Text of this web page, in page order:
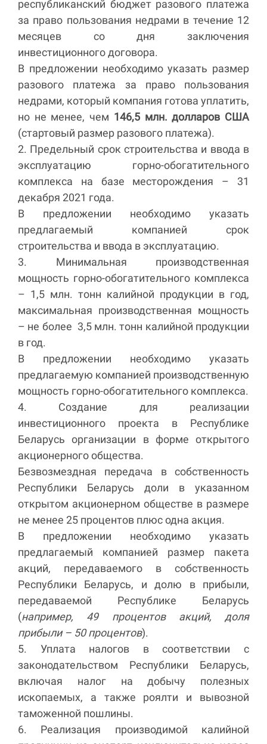
республиканский бюджет разового платежа
за право пользования недрами в течение 12
месяцев со дня заключения
инвестиционного договора.
В предложении необходимо указать размер
разового платежа за право пользования
недрами, который компания готова уплатить,
но не менее, чем 146,5 млн. долларов США
(стартовый размер разового платежа).
2. Предельный срок строительства и ввода в
эксплуатацию горно-обогатительного
комплекса на базе месторождения – 31
декабря 2021 года.
В предложении необходимо указать
предлагаемый компанией срок
строительства и ввода в эксплуатацию.
3. Минимальная производственная
мощность горно-обогатительного комплекса
– 1,5 млн. тонн калийной продукции в год,
максимальная производственная мощность
– не более 3,5 млн. тонн калийной продукции
в год.
В предложении необходимо указать
предлагаемую компанией производственную
мощность горно-обогатительного комплекса.
4. Создание для реализации
инвестиционного проекта в Республике
Беларусь организации в форме открытого
акционерного общества.
Безвозмездная передача в собственность
Республики Беларусь доли в указанном
открытом акционерном обществе в размере
не менее 25 процентов плюс одна акция.
В предложении необходимо указать
предлагаемый компанией размер пакета
акций, передаваемого в собственность
Республики Беларусь, и долю в прибыли,
передаваемой Республике Беларусь
(например, 49 процентов акций, доля
прибыли – 50 процентов).
5. Уплата налогов в соответствии с
законодательством Республики Беларусь,
включая налог на добычу полезных
ископаемых, а также роялти и вывозной
таможенной пошлины.
6. Реализация производимой калийной